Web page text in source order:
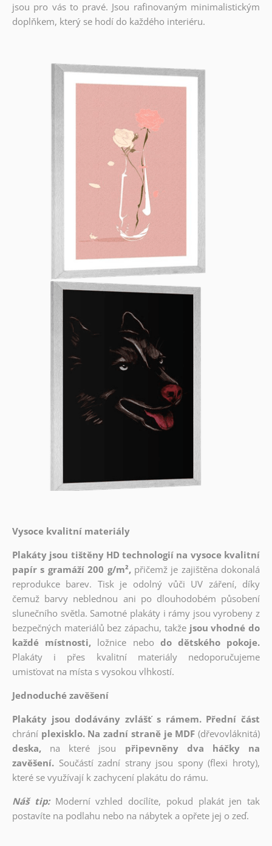
jsou pro vás to pravé. Jsou rafinovaným minimalistickým
doplňkem, který se hodí do každého interiéru.
Vysoce kvalitní materiály
Plakáty jsou tištěny HD technologií na vysoce kvalitní
papír s gramáží 200 g/m², přičemž je zajištěna dokonalá
reprodukce barev. Tisk je odolný vůči UV záření, díky
čemuž barvy neblednou ani po dlouhodobém působení
slunečního světla. Samotné plakáty i rámy jsou vyrobeny z
bezpečných materiálů bez zápachu, takže jsou vhodné do
každé místnosti, ložnice nebo do dětského pokoje.
Plakáty i přes kvalitní materiály nedoporučujeme
umisťovat na místa s vysokou vlhkostí.
Jednoduché zavěšení
Plakáty jsou dodávány zvlášť s rámem. Přední část
chrání plexisklo. Na zadní straně je MDF (dřevovláknitá)
deska,
na které jsou
připevněny dva háčky na
zavěšení. Součástí zadní strany jsou spony (flexi hroty),
které se využívají k zachycení plakátu do rámu.
Náš tip: Moderní vzhled docílíte, pokud plakát jen tak
postavíte na podlahu nebo na nábytek a opřete jej o zeď.